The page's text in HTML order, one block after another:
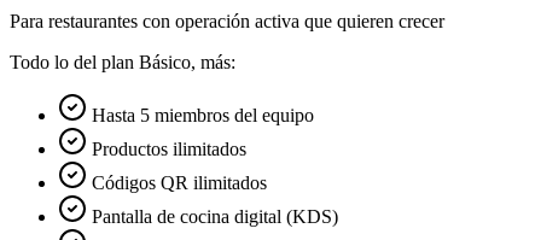
Para restaurantes con operación activa que quieren crecer
Todo lo del plan Básico, más:
Hasta 5 miembros del equipo
Productos ilimitados
Códigos QR ilimitados
Pantalla de cocina digital (KDS)